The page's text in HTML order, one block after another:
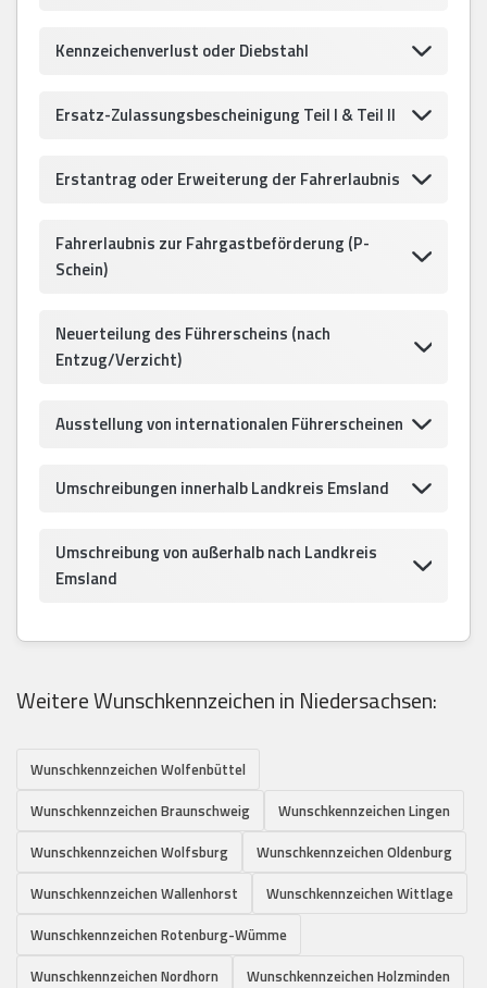
Kennzeichenverlust oder Diebstahl
Ersatz-Zulassungsbescheinigung Teil I & Teil II
Erstantrag oder Erweiterung der Fahrerlaubnis
Fahrerlaubnis zur Fahrgastbeförderung (P-
Schein)
Neuerteilung des Führerscheins (nach
Entzug/Verzicht)
Ausstellung von internationalen Führerscheinen
Umschreibungen innerhalb Landkreis Emsland
Umschreibung von außerhalb nach Landkreis
Emsland
Weitere Wunschkennzeichen in Niedersachsen:
Wunschkennzeichen Wolfenbüttel
Wunschkennzeichen Braunschweig
Wunschkennzeichen Lingen
Wunschkennzeichen Wolfsburg
Wunschkennzeichen Oldenburg
Wunschkennzeichen Wallenhorst
Wunschkennzeichen Wittlage
Wunschkennzeichen Rotenburg-Wümme
Wunschkennzeichen Nordhorn
Wunschkennzeichen Holzminden